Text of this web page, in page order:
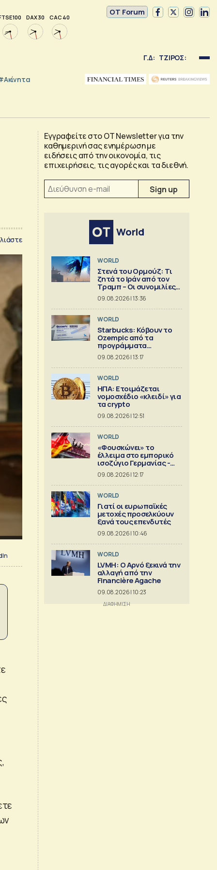
100 DAX 30 CAC 40
OT Forum
Γ.Δ: ΤΖΙΡΟΣ:
Εγγραφείτε στο OT Newsletter για την
καθημερινή σας ενημέρωση με
ειδήσεις από την οικονομία, τις
επιχειρήσεις, τις αγορές και τα διεθνή.
World
WORLD
Στενά του Ορμούζ: Τι
ζητά το Ιράν από τον
Τραμπ – Οι συνομιλίες
με το Ομάν
09.08.2026 | 13:36
WORLD
Starbucks: Κόβουν το
Ozempic από τα
προγράμματα
ασφάλισης
09.08.2026 | 13:17
WORLD
ΗΠΑ: Ετοιμάζεται
νομοσχέδιο «κλειδί» για
τα crypto
09.08.2026 | 12:51
WORLD
«Φουσκώνει» το
έλλειμα στο εμπορικό
ισοζύγιο Γερμανίας -
Κίνας
09.08.2026 | 12:17
WORLD
Γιατί οι ευρωπαϊκές
μετοχές προσελκύουν
ξανά τους επενδυτές
09.08.2026 | 10:46
WORLD
LVMH: Ο Αρνό ξεκινά την
αλλαγή από την
Financière Agache
09.08.2026 | 10:23